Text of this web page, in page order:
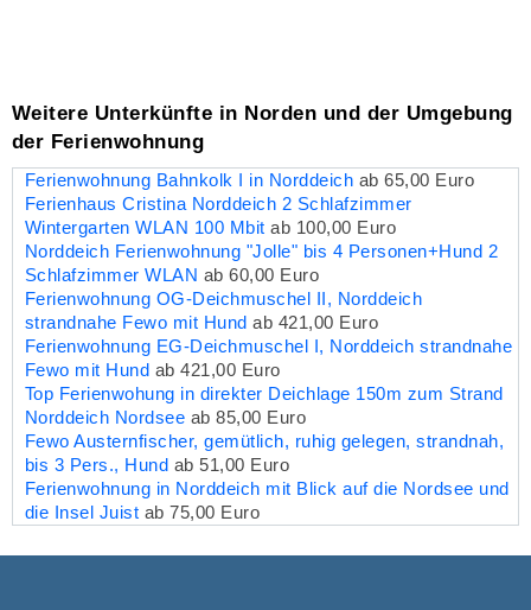
Weitere Unterkünfte in Norden und der Umgebung
der Ferienwohnung
Ferienwohnung Bahnkolk I in Norddeich ab 65,00 Euro
Ferienhaus Cristina Norddeich 2 Schlafzimmer
Wintergarten WLAN 100 Mbit ab 100,00 Euro
Norddeich Ferienwohnung "Jolle" bis 4 Personen+Hund 2
Schlafzimmer WLAN ab 60,00 Euro
Ferienwohnung OG-Deichmuschel II, Norddeich
strandnahe Fewo mit Hund ab 421,00 Euro
Ferienwohnung EG-Deichmuschel I, Norddeich strandnahe
Fewo mit Hund ab 421,00 Euro
Top Ferienwohung in direkter Deichlage 150m zum Strand
Norddeich Nordsee ab 85,00 Euro
Fewo Austernfischer, gemütlich, ruhig gelegen, strandnah,
bis 3 Pers., Hund ab 51,00 Euro
Ferienwohnung in Norddeich mit Blick auf die Nordsee und
die Insel Juist ab 75,00 Euro